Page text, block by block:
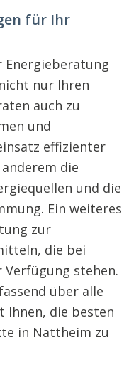
für Ihr
Energieberatung
nur Ihren
auch zu
und
effizienter
die
und die
Ein weiteres
zur
die bei
Verfügung stehen.
über alle
die besten
in Nattheim zu